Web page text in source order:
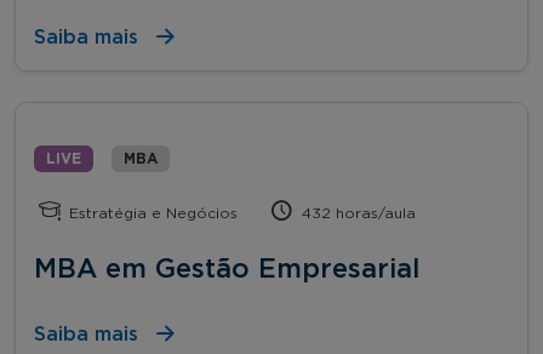
Saiba mais
LIVE MBA
Estratégia e Negócios 432 horas/aula
MBA em Gestão Empresarial
Saiba mais